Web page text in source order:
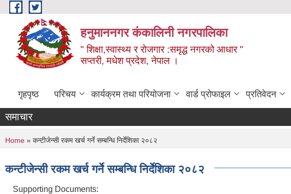
Skip to main content
हनुमाननगर कंकालिनी नगरपालिका
" शिक्षा,स्वास्थ्य र रोजगार :समृद्ध नगरको आधार "
सप्तरी, मधेश प्रदेश, नेपाल ।
गृहपृष्ठ परिचय कार्यक्रम तथा परियोजना वार्ड प्रोफाइल प्रतिवेदन
समाचार
You are here
Home » कन्टीजेन्सी रकम खर्च गर्ने सम्बन्धि निर्देशिका २०८२
कन्टीजेन्सी रकम खर्च गर्ने सम्बन्धि निर्देशिका २०८२
Supporting Documents: